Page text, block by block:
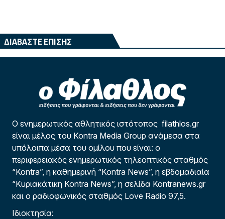
ΔΙΑΒΑΣΤΕ ΕΠΙΣΗΣ
Ο ενημερωτικός αθλητικός ιστότοπος filathlos.gr
είναι μέλος του Kontra Media Group ανάμεσα στα
υπόλοιπα μέσα του ομίλου που είναι: ο
περιφερειακός ενημερωτικός τηλεοπτικός σταθμός
“Kontra”, η καθημερινή “Kontra News”, η εβδομαδιαία
“Κυριακάτικη Kontra News”, η σελίδα Kontranews.gr
και ο ραδιοφωνικός σταθμός Love Radio 97,5.
Ιδιοκτησία: